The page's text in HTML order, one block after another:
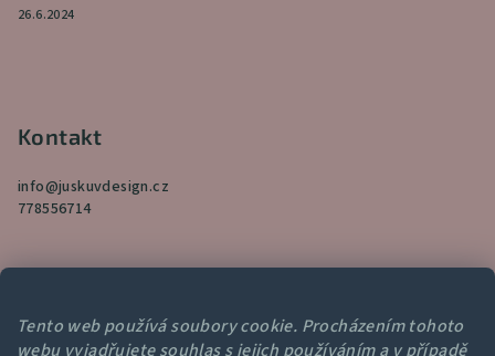
Tento web používá soubory cookie. Procházením tohoto
webu vyjadřujete souhlas s jejich používáním a v případě
26.6.2024
Kontakt
info@juskuvdesign.cz
778556714